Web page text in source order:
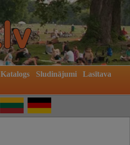
Katalogs Sludinājumi
Lasītava